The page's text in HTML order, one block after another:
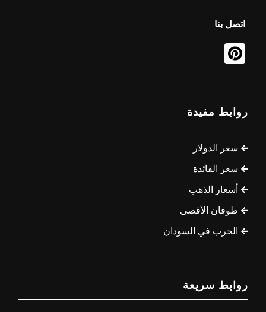
اتصل بنا
روابط مفيدة
سعر الدولار
سعر الفائدة
أسعار الذهب
طوفان الأقصى
الحرب في السودان
روابط سريعة